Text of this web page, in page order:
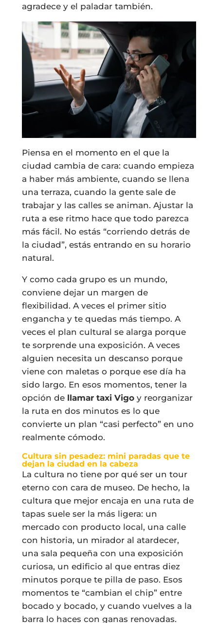
agradece y el paladar también.
Piensa en el momento en el que la
ciudad cambia de cara: cuando empieza
a haber más ambiente, cuando se llena
una terraza, cuando la gente sale de
trabajar y las calles se animan. Ajustar la
ruta a ese ritmo hace que todo parezca
más fácil. No estás “corriendo detrás de
la ciudad”, estás entrando en su horario
natural.
Y como cada grupo es un mundo,
conviene dejar un margen de
flexibilidad. A veces el primer sitio
engancha y te quedas más tiempo. A
veces el plan cultural se alarga porque
te sorprende una exposición. A veces
alguien necesita un descanso porque
viene con maletas o porque ese día ha
sido largo. En esos momentos, tener la
opción de llamar taxi Vigoy reorganizar
la ruta en dos minutos es lo que
convierte un plan “casi perfecto” en uno
realmente cómodo.
Cultura sin pesadez: mini paradas que te
dejan la ciudad en la cabeza
La cultura no tiene por qué ser un tour
eterno con cara de museo. De hecho, la
cultura que mejor encaja en una ruta de
tapas suele ser la más ligera: un
mercado con producto local, una calle
con historia, un mirador al atardecer,
una sala pequeña con una exposición
curiosa, un edificio al que entras diez
minutos porque te pilla de paso. Esos
momentos te “cambian el chip” entre
bocado y bocado, y cuando vuelves a la
barra lo haces con ganas renovadas.